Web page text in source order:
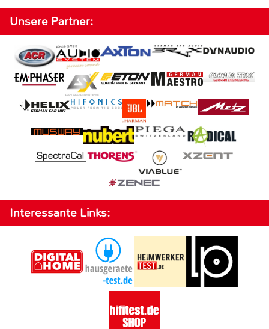
Unsere Partner:
Interessante Links: